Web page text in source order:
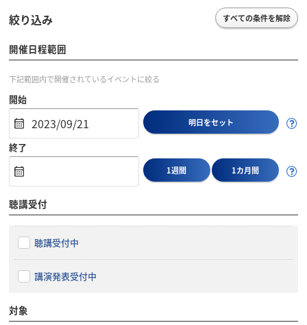
絞り込み すべての条件を解除
開催日程範囲
下記範囲内で開催されているイベントに絞る
開始
明日をセット
終了
1週間 1カ月間
聴講受付
聴講受付中
講演発表受付中
対象